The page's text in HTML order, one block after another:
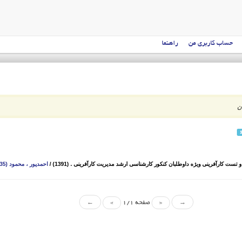
حساب کاربری من راهنما
کارآفرینی ویژه داوطلبان کنکور کارشناسی ارشد مدیریت کارآفرینی . (1391) / احمدپور ، محمود (1335)
→
« صفحه 1/1 »
←